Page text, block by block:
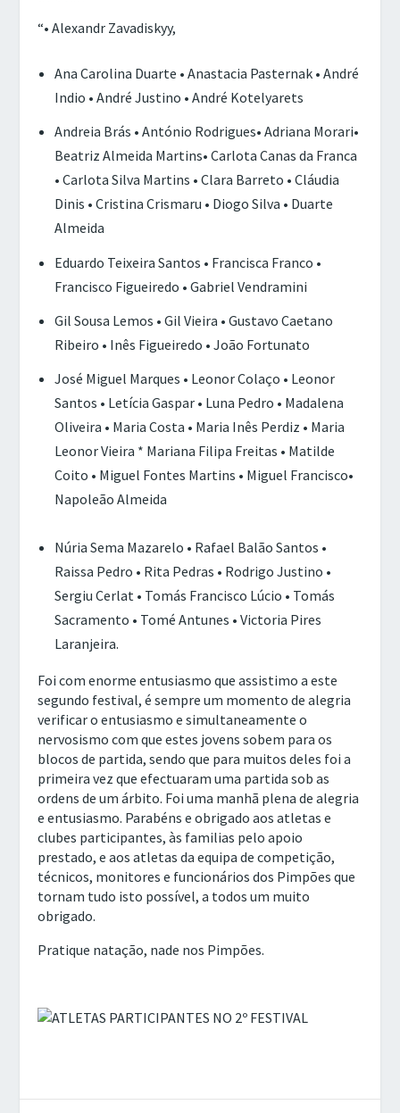
“• Alexandr Zavadiskyy,
Ana Carolina Duarte • Anastacia Pasternak • André
Indio • André Justino • André Kotelyarets
Andreia Brás • António Rodrigues• Adriana Morari•
Beatriz Almeida Martins• Carlota Canas da Franca
• Carlota Silva Martins • Clara Barreto • Cláudia
Dinis • Cristina Crismaru • Diogo Silva • Duarte
Almeida
Eduardo Teixeira Santos • Francisca Franco •
Francisco Figueiredo • Gabriel Vendramini
Gil Sousa Lemos • Gil Vieira • Gustavo Caetano
Ribeiro • Inês Figueiredo • João Fortunato
José Miguel Marques • Leonor Colaço • Leonor
Santos • Letícia Gaspar • Luna Pedro • Madalena
Oliveira • Maria Costa • Maria Inês Perdiz • Maria
Leonor Vieira * Mariana Filipa Freitas • Matilde
Coito • Miguel Fontes Martins • Miguel Francisco•
Napoleão Almeida
Núria Sema Mazarelo • Rafael Balão Santos •
Raissa Pedro • Rita Pedras • Rodrigo Justino •
Sergiu Cerlat • Tomás Francisco Lúcio • Tomás
Sacramento • Tomé Antunes • Victoria Pires
Laranjeira.
Foi com enorme entusiasmo que assistimo a este
segundo festival, é sempre um momento de alegria
verificar o entusiasmo e simultaneamente o
nervosismo com que estes jovens sobem para os
blocos de partida, sendo que para muitos deles foi a
primeira vez que efectuaram uma partida sob as
ordens de um árbito. Foi uma manhã plena de alegria
e entusiasmo. Parabéns e obrigado aos atletas e
clubes participantes, às familias pelo apoio
prestado, e aos atletas da equipa de competição,
técnicos, monitores e funcionários dos Pimpões que
tornam tudo isto possível, a todos um muito
obrigado.
Pratique natação, nade nos Pimpões.